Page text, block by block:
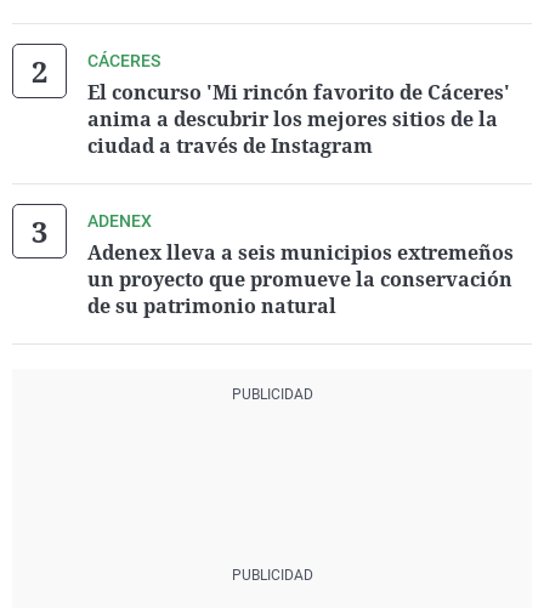
CÁCERES
El concurso 'Mi rincón favorito de Cáceres'
anima a descubrir los mejores sitios de la
ciudad a través de Instagram
ADENEX
Adenex lleva a seis municipios extremeños
un proyecto que promueve la conservación
de su patrimonio natural